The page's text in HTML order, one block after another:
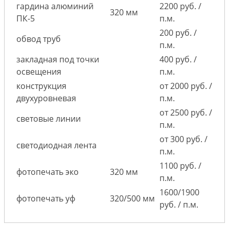
гардина алюминий
ПК-5
320 мм
2200 руб. /
п.м.
обвод труб
200 руб. /
п.м.
закладная под точки
освещения
400 руб. /
п.м.
конструкция
двухуровневая
от 2000 руб. /
п.м.
световые линии
от 2500 руб. /
п.м.
светодиодная лента
от 300 руб. /
п.м.
фотопечать эко
320 мм
1100 руб. /
п.м.
фотопечать уф
320/500 мм
1600/1900
руб. / п.м.